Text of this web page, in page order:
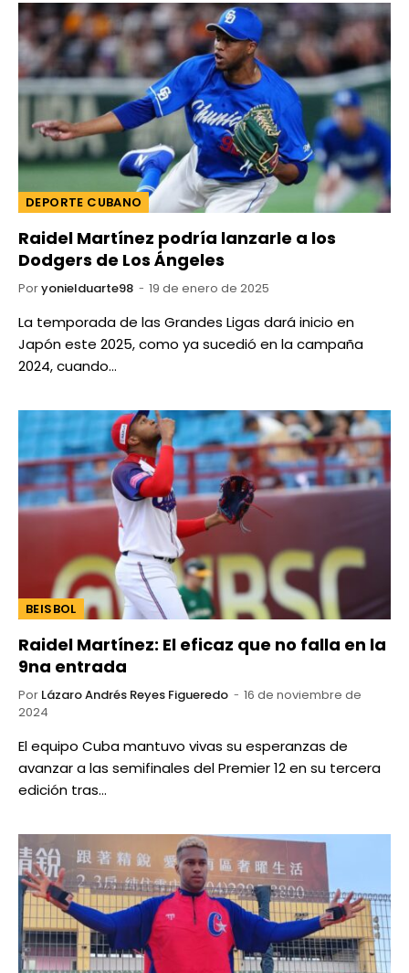
DEPORTE CUBANO
Raidel Martínez podría lanzarle a los
Dodgers de Los Ángeles
Poryonielduarte98 19 de enero de 2025
La temporada de las Grandes Ligas dará inicio en
Japón este 2025, como ya sucedió en la campaña
2024, cuando…
BEISBOL
Raidel Martínez: El eficaz que no falla en la
9na entrada
Por Lázaro Andrés Reyes Figueredo
16 de noviembre de
2024
El equipo Cuba mantuvo vivas su esperanzas de
avanzar a las semifinales del Premier 12 en su tercera
edición tras…